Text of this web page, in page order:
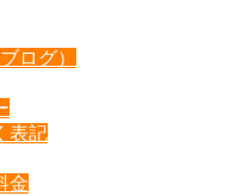
ログ）
表記
金